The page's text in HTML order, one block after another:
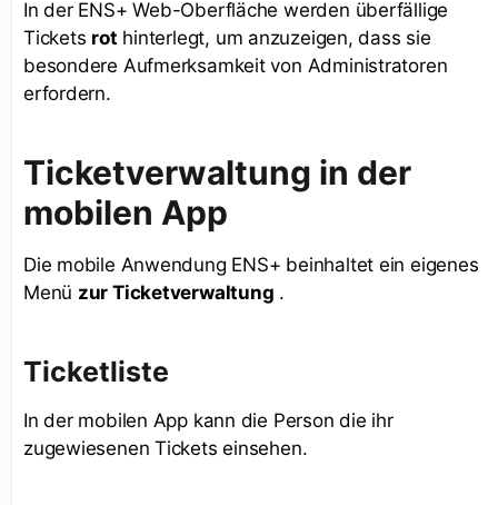
In der ENS+ Web-Oberfläche werden überfällige
Tickets rot hinterlegt, um anzuzeigen, dass sie
besondere Aufmerksamkeit von Administratoren
erfordern.
Ticketverwaltung in der
mobilen App
Die mobile Anwendung ENS+ beinhaltet ein eigenes
Menü zur Ticketverwaltung .
Ticketliste
In der mobilen App kann die Person die ihr
zugewiesenen Tickets einsehen.